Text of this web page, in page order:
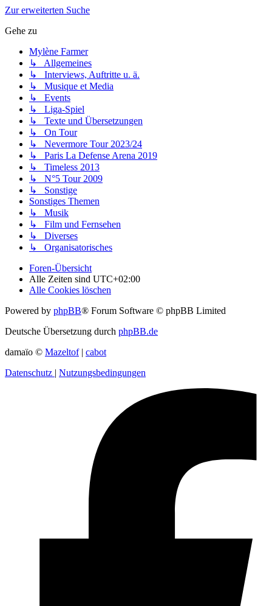
Zur erweiterten Suche
Gehe zu
Mylène Farmer
↳ Allgemeines
↳ Interviews, Auftritte u. ä.
↳ Musique et Media
↳ Events
↳ Liga-Spiel
↳ Texte und Übersetzungen
↳ On Tour
↳ Nevermore Tour 2023/24
↳ Paris La Defense Arena 2019
↳ Timeless 2013
↳ N°5 Tour 2009
↳ Sonstige
Sonstiges Themen
↳ Musik
↳ Film und Fernsehen
↳ Diverses
↳ Organisatorisches
Foren-Übersicht
Alle Zeiten sind UTC+02:00
Alle Cookies löschen
Powered by phpBB® Forum Software © phpBB Limited
Deutsche Übersetzung durch phpBB.de
damaïo © Mazeltof| cabot
Datenschutz
Nutzungsbedingungen